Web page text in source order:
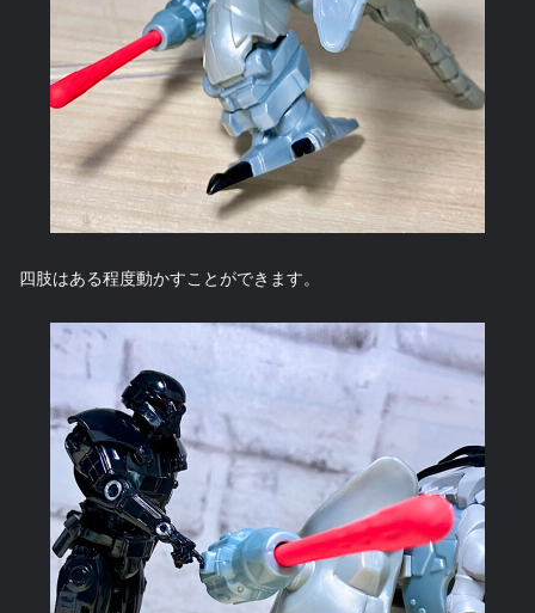
四肢はある程度動かすことができます。